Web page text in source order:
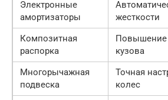
Электронные
амортизаторы
жесткости
Композитная
распорка
Повышение
кузова
Многорычажная
подвеска
Точная
колес